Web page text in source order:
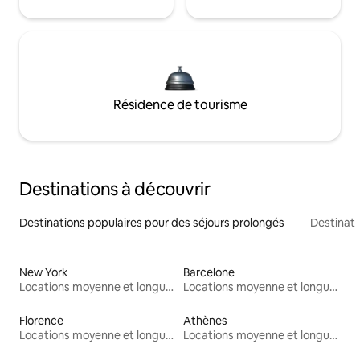
Résidence de tourisme
Destinations à découvrir
Destinations populaires pour des séjours prolongés
New York
Locations moyenne et longue durée
Barcelone
Locations moyenne et longue durée
Florence
Locations moyenne et longue durée
Athènes
Locations moyenne et longue durée